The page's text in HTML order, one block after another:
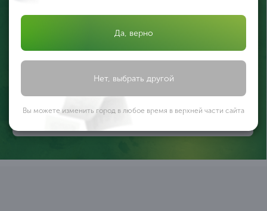
Эксперт по охране труда и СОУТ
условий труда грамотно и вовремя
Да, верно
Нет, выбрать другой
Вы можете изменить город в любое время в верхней части сайта